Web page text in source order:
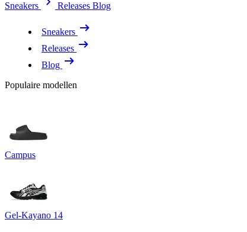
Sneakers
Releases Blog
Sneakers
Releases
Blog
Populaire modellen
Campus
Gel-Kayano 14